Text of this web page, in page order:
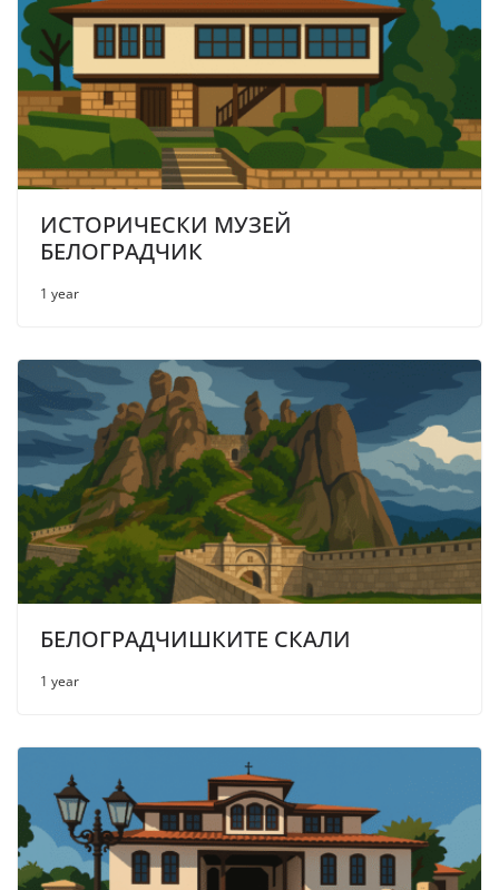
ИСТОРИЧЕСКИ МУЗЕЙ
БЕЛОГРАДЧИК
1 year
БЕЛОГРАДЧИШКИТЕ СКАЛИ
1 year